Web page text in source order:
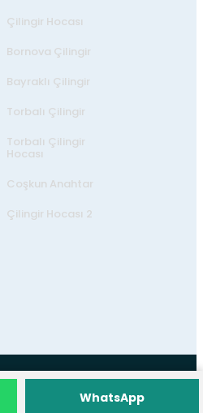
Çilingir Hocası
Bornova Çilingir
Bayraklı Çilingir
Torbalı Çilingir
Torbalı Çilingir
Hocası
Coşkun Anahtar
Çilingir Hocası 2
ServisTüm Hakları
WhatsApp